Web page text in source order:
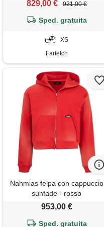
829,00 € 921,00 €
Sped. gratuita
XS
Farfetch
Nahmias felpa con cappuccio
sunfade - rosso
953,00 €
Sped. gratuita